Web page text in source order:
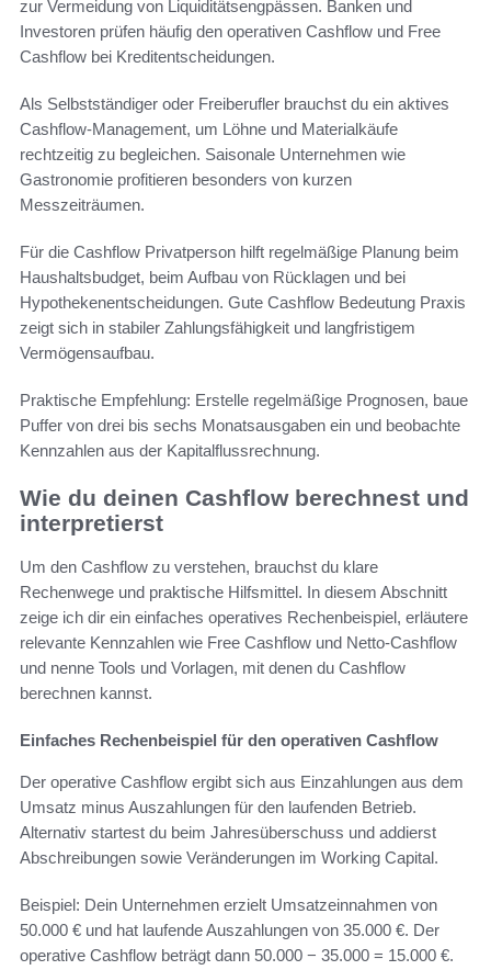
zur Vermeidung von Liquiditätsengpässen. Banken und
Investoren prüfen häufig den operativen Cashflow und Free
Cashflow bei Kreditentscheidungen.
Als Selbstständiger oder Freiberufler brauchst du ein aktives
Cashflow-Management, um Löhne und Materialkäufe
rechtzeitig zu begleichen. Saisonale Unternehmen wie
Gastronomie profitieren besonders von kurzen
Messzeiträumen.
Für die Cashflow Privatperson hilft regelmäßige Planung beim
Haushaltsbudget, beim Aufbau von Rücklagen und bei
Hypothekenentscheidungen. Gute Cashflow Bedeutung Praxis
zeigt sich in stabiler Zahlungsfähigkeit und langfristigem
Vermögensaufbau.
Praktische Empfehlung: Erstelle regelmäßige Prognosen, baue
Puffer von drei bis sechs Monatsausgaben ein und beobachte
Kennzahlen aus der Kapitalflussrechnung.
Wie du deinen Cashflow berechnest und
interpretierst
Um den Cashflow zu verstehen, brauchst du klare
Rechenwege und praktische Hilfsmittel. In diesem Abschnitt
zeige ich dir ein einfaches operatives Rechenbeispiel, erläutere
relevante Kennzahlen wie Free Cashflow und Netto-Cashflow
und nenne Tools und Vorlagen, mit denen du Cashflow
berechnen kannst.
Einfaches Rechenbeispiel für den operativen Cashflow
Der operative Cashflow ergibt sich aus Einzahlungen aus dem
Umsatz minus Auszahlungen für den laufenden Betrieb.
Alternativ startest du beim Jahresüberschuss und addierst
Abschreibungen sowie Veränderungen im Working Capital.
Beispiel: Dein Unternehmen erzielt Umsatzeinnahmen von
50.000 € und hat laufende Auszahlungen von 35.000 €. Der
operative Cashflow beträgt dann 50.000 − 35.000 = 15.000 €.